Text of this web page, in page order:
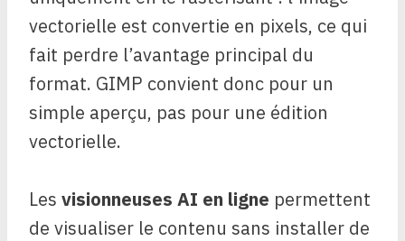
vectorielle est convertie en pixels, ce qui
fait perdre l’avantage principal du
format. GIMP convient donc pour un
simple aperçu, pas pour une édition
vectorielle.
Les visionneuses AI en ligne permettent
de visualiser le contenu sans installer de